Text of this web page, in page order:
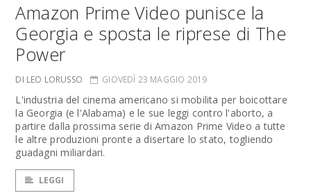
Amazon Prime Video punisce la
Georgia e sposta le riprese di The
Power
DI LEO LORUSSO GIOVEDÌ 23 MAGGIO 2019
L'industria del cinema americano si mobilita per boicottare
la Georgia (e l'Alabama) e le sue leggi contro l'aborto, a
partire dalla prossima serie di Amazon Prime Video a tutte
le altre produzioni pronte a disertare lo stato, togliendo
guadagni miliardari.
LEGGI